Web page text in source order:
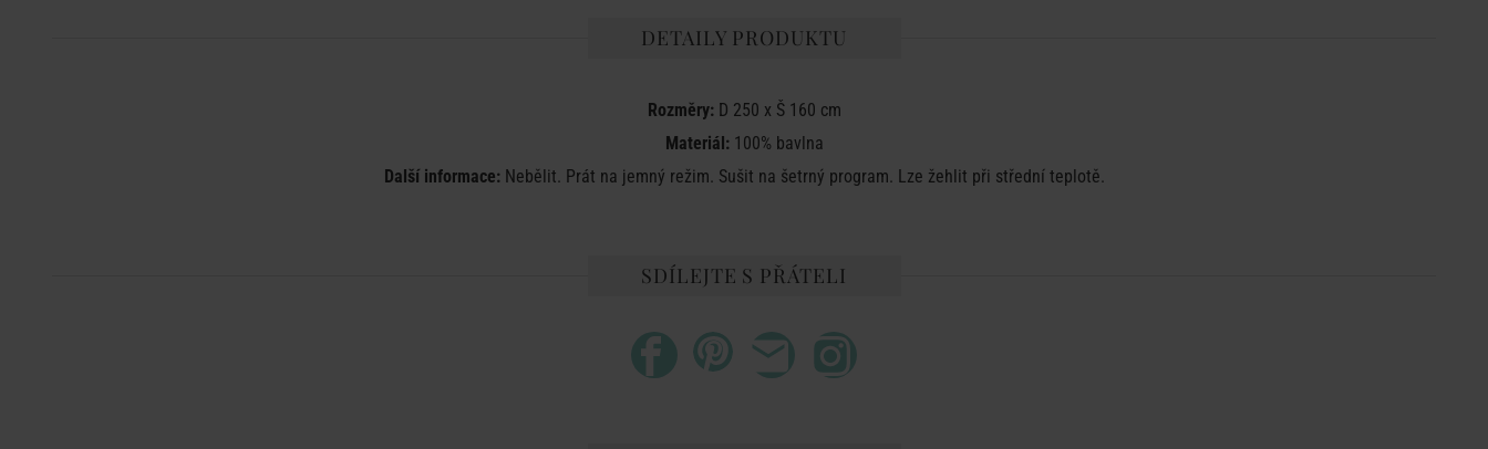
DETAILY PRODUKTU
Rozměry:D 250 x Š 160 cm
Materiál:100% bavlna
Další informace: Nebělit. Prát na jemný režim. Sušit na šetrný program. Lze žehlit při střední teplotě.
SDÍLEJTE S PŘÁTELI